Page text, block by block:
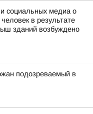
социальных медиа о
в результате
зданий возбуждено
подозреваемый в